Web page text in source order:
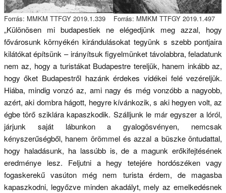
Forrás: MMKM TTFGY 2019.1.339 Forrás: MMKM TTFGY 2019.1.497
„Különösen mi budapestiek ne elégedjünk meg azzal, hogy
fővárosunk környékén kirándulásokat tegyünk s szebb pontjaira
kilátókat építsünk – irányítsuk figyelmünket távolabbra, feladatunk
nem az, hogy a turistákat Budapestre tereljük, hanem inkább az,
hogy őket Budapestről hazánk érdekes vidékei felé vezéreljük.
Hiába, mindig vonzó az, ami nagy és még vonzóbb a nagyobb,
azért, aki dombra hágott, hegyre kívánkozik, s aki hegyen volt, az
égbe törő sziklára kapaszkodik. Szálljunk le már egyszer a lóról,
járjunk saját lábunkon a gyalogösvényen, nemcsak
kényszerűségből, hanem örömmel és azzal a büszke öntudattal,
hogy haladásunk, ha lassúbb is, de a magunk erőkifejtésének
eredménye lesz. Feljutni a hegy tetejére hordószéken vagy
fogaskerekű vasúton még nem turista érdem, de magasba
kapaszkodni, legyőzve minden akadályt, mely az emelkedésnek